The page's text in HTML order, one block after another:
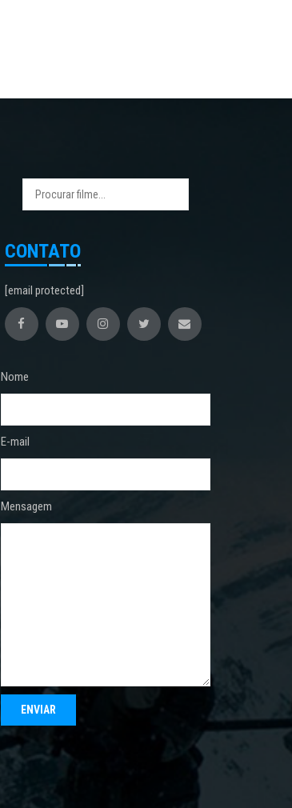
CONTATO
[email protected]
Nome
E-mail
Mensagem